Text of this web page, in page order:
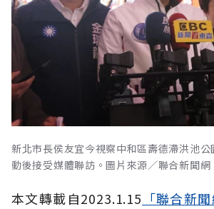
新北市長侯友宜今視察中和區壽德滯洪池
動後接受媒體聯訪。圖片來源／聯合新聞網
本文轉載自2023.1.15 「聯合新聞